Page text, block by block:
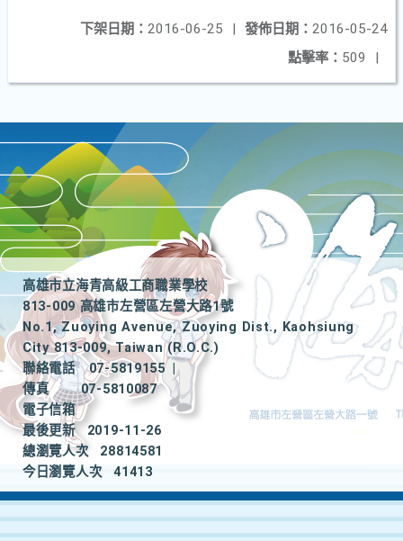
發佈日期： 2016-05-24
下架日期： 2016-06-25
|
點擊率： 509 |
高雄市立海青高級工商職業學校
813-009 高雄市左營區左營大路1號
No.1, Zuoying Avenue, Zuoying Dist., Kaohsiung
City 813-009, Taiwan (R.O.C.)
聯絡電話
07-5819155
|
傳真
07-5810087
電子信箱
最後更新
2019-11-26
總瀏覽人次
28814581
今日瀏覽人次
41413